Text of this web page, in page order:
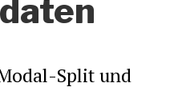
Split und